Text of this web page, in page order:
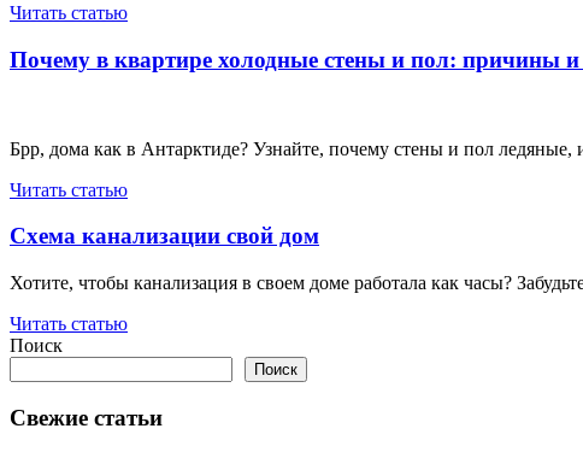
Читать статью
Почему в квартире холодные стены и пол: причины
Брр, дома как в Антарктиде? Узнайте, почему стены и пол
Читать статью
Схема канализации свой дом
Хотите, чтобы канализация в своем доме работала как часы?
Читать статью
Поиск
Поиск
Свежие статьи